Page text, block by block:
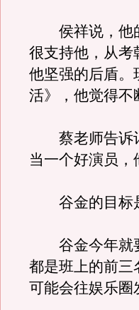
侯祥说，他的
很支持他，从考
他坚强的后盾。
活》，他觉得不
蔡老师告诉记
当一个好演员，
谷金的目标
谷金今年就要
都是班上的前三
可能会往娱乐圈